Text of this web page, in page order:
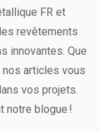
FR et
revêtements
innovantes. Que
articles vous
vos projets.
notre blogue !